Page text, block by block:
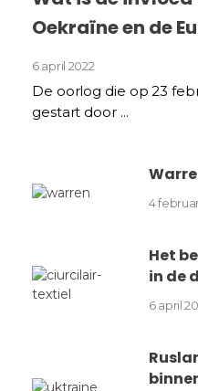
Oekraïne en de
6 april 2022
De oorlog die op 23
gestart door ...
4
Het
in de
6 april